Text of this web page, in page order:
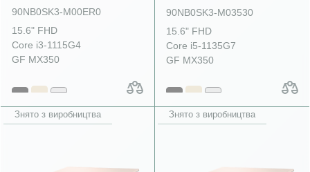
90NB0SK3-M00ER0
15.6" FHD
Core i3-1115G4
GF MX350
90NB0SK3-M03530
15.6" FHD
Core i5-1135G7
GF MX350
Знято з виробництва Знято з виробництва